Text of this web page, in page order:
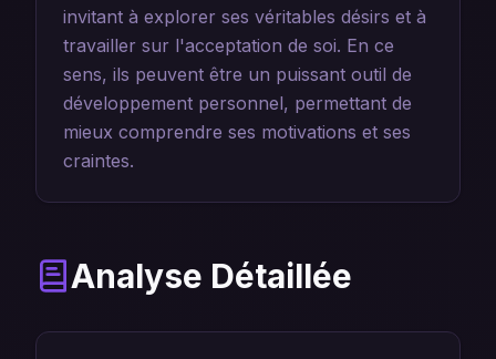
invitant à explorer ses véritables désirs et à
travailler sur l'acceptation de soi. En ce
sens, ils peuvent être un puissant outil de
développement personnel, permettant de
mieux comprendre ses motivations et ses
craintes.
Analyse Détaillée